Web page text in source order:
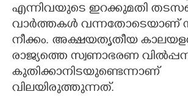
എന്നിവയുടെ ഇറക്കുമതി
വാർത്തകൾ വന്നതോടെയാണ്
നീക്കം. അക്ഷയതൃതീയ
രാജ്യത്തെ സ്വണാഭരണ
കുതിക്കാനിടയുണ്ടെന്നാണ്
വിലയിരുത്തുന്നത്.